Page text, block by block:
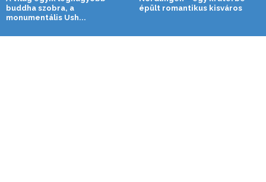
buddha szobra, a
monumentális Ush...
épült romantikus kisváros